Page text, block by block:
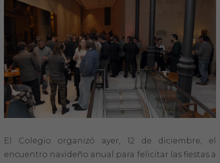
Formaciones de otras entidades
Certificados de formaciones COVIB
ACTUALIDAD
Noticias
Revista Colegial
Notas de prensa
El Colegio organizó ayer, 12 de diciembre, el
encuentro navideño anual para felicitar las fiestas a